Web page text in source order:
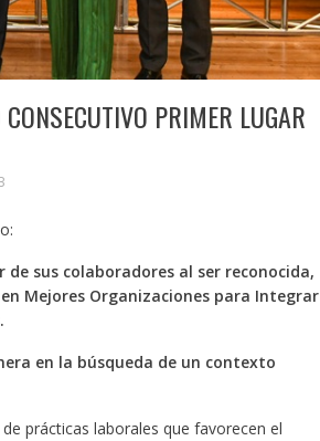
PRIMER LUGAR
sus colaboradores al ser reconocida,
Mejores Organizaciones para Integrar
en la búsqueda de un contexto
prácticas laborales que favorecen el